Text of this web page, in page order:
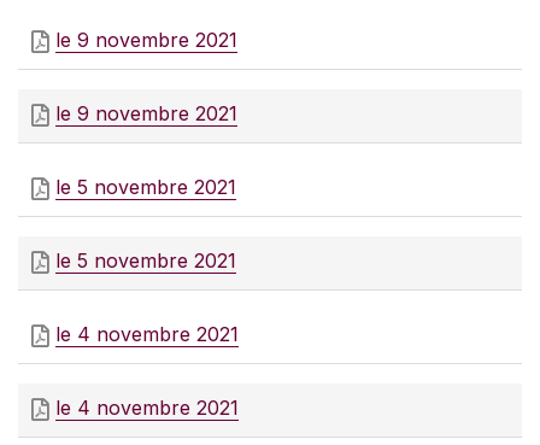
le 9 novembre 2021
le 9 novembre 2021
le 5 novembre 2021
le 5 novembre 2021
le 4 novembre 2021
le 4 novembre 2021